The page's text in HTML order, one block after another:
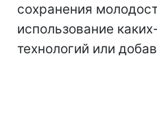
сохранения
использование
технологий или